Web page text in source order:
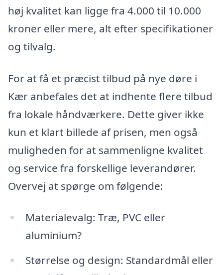
høj kvalitet kan ligge fra 4.000 til 10.000
kroner eller mere, alt efter specifikationer
og tilvalg.
For at få et præcist tilbud på nye døre i
Kær anbefales det at indhente flere tilbud
fra lokale håndværkere. Dette giver ikke
kun et klart billede af prisen, men også
muligheden for at sammenligne kvalitet
og service fra forskellige leverandører.
Overvej at spørge om følgende:
Materialevalg: Træ, PVC eller
aluminium?
Størrelse og design: Standardmål eller